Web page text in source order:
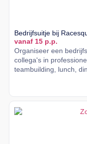
Bedrijfsuitje bij
vanaf 15 p.p.
Organiseer een
collega's in
teambuilding, lunch,